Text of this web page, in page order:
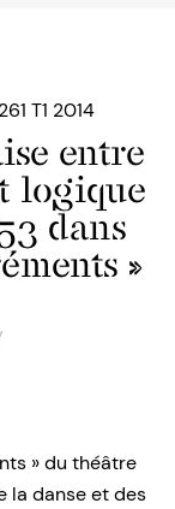
T1 2014
entre
logique
dans
»
» du théâtre
la danse et des